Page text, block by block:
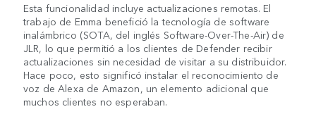
Esta funcionalidad incluye actualizaciones remotas. El
trabajo de Emma benefició la tecnología de software
inalámbrico (SOTA, del inglés Software-Over-The-Air) de
JLR, lo que permitió a los clientes de Defender recibir
actualizaciones sin necesidad de visitar a su distribuidor.
Hace poco, esto significó instalar el reconocimiento de
voz de Alexa de Amazon, un elemento adicional que
muchos clientes no esperaban.